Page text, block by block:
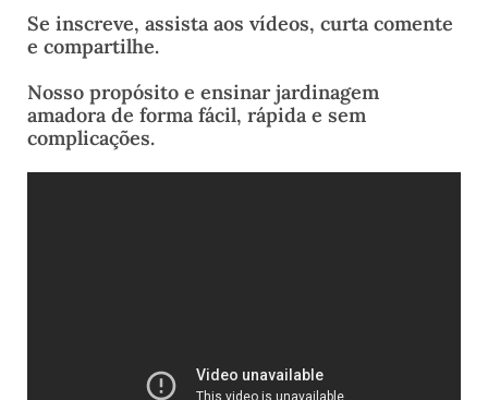
Se inscreve, assista aos vídeos, curta comente
e compartilhe.
Nosso propósito e ensinar jardinagem
amadora de forma fácil, rápida e sem
complicações.